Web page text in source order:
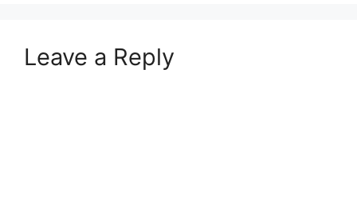
Leave a Reply